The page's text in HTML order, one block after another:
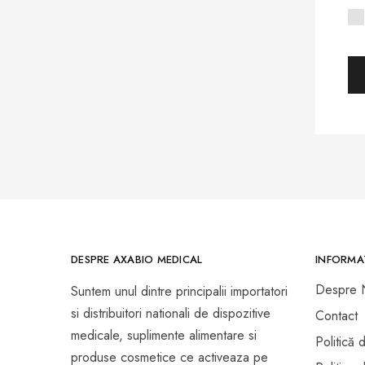
DESPRE AXABIO MEDICAL
Suntem unul dintre principalii importatori
si distribuitori nationali de dispozitive
medicale, suplimente alimentare si
produse cosmetice ce activeaza pe
Despre
Contact
Politică